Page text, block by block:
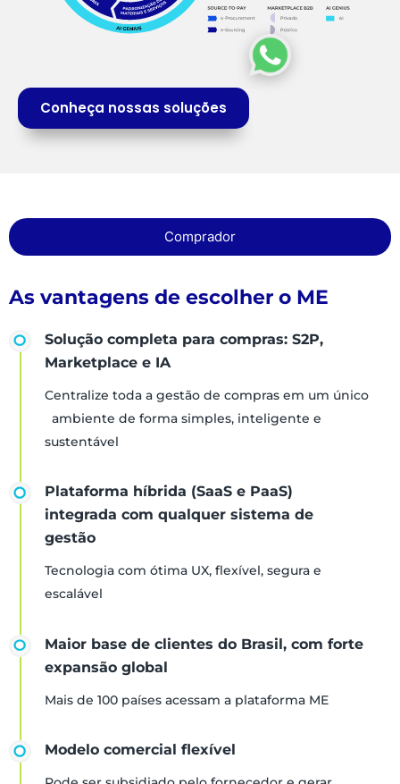
Conheça nossas soluções
Comprador
As vantagens de escolher o ME
Solução completa para compras: S2P,
Marketplace e IA
Centralize toda a gestão de compras em um único
ambiente de forma simples, inteligente e
sustentável
Plataforma híbrida (SaaS e PaaS)
integrada com qualquer sistema de
gestão
Tecnologia com ótima UX, flexível, segura e
escalável
Maior base de clientes do Brasil, com forte
expansão global
Mais de 100 países acessam a plataforma ME
Modelo comercial flexível